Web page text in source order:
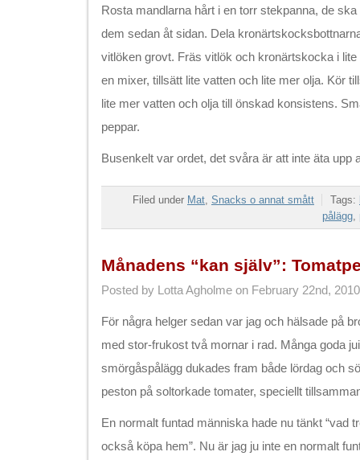
Rosta mandlarna hårt i en torr stekpanna, de
dem sedan åt sidan. Dela
vitlöken grovt. Fräs vitlök och kronärtskocka i lite
en mixer, tillsätt lite vatten och lite mer olja. Kör
lite mer vatten och olja till önskad konsistens.
peppar.
Busenkelt var ordet, det svåra är att inte äta upp
Filed under Mat, Snacks o annat smått Tags:
pålägg,
Månadens “kan själv”:
Posted by Lotta Agholme on February 22nd, 2010
För några helger sedan var jag och hälsade på
med stor-frukost två mornar i rad. Många goda
smörgåspålägg dukades fram både lördag och
peston på soltorkade tomater, speciellt
En normalt funtad människa hade nu tänkt “vad
också köpa hem”. Nu är jag ju inte en normalt